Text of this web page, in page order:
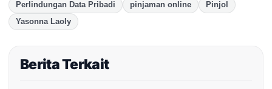
Perlindungan Data Pribadi
pinjaman online
Pinjol
Yasonna Laoly
Berita Terkait